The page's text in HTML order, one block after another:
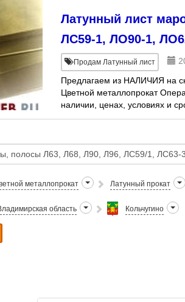
Латунный лист
ЛС59-1, ЛО90-1,
Продам Латунный лист
Предлагаем из НАЛИЧИЯ на
Цветной металлопрокат
наличии, ценах, условиях и
отдела сбыта 8-904-051-35-15
металлопрокат Латунный прокат
область Кольчугино